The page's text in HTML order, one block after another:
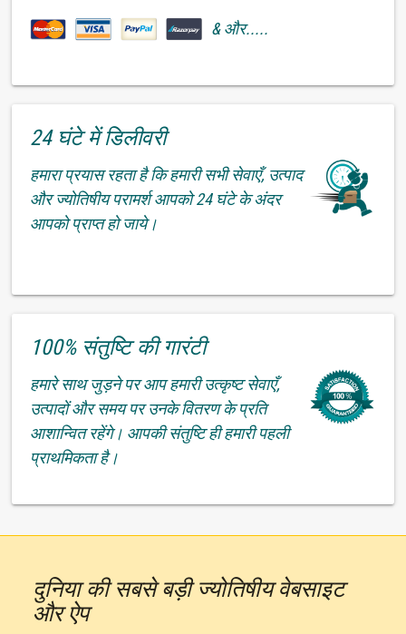
& और.....
24 घंटे में डिलीवरी
हमारा प्रयास रहता है कि हमारी सभी सेवाएँ, उत्पाद
और ज्योतिषीय परामर्श आपको 24 घंटे के अंदर
आपको प्राप्त हो जाये।
100% संतुष्टि की गारंटी
हमारे साथ जुड़ने पर आप हमारी उत्कृष्ट सेवाएँ,
उत्पादों और समय पर उनके वितरण के प्रति
आशान्वित रहेंगे। आपकी संतुष्टि ही हमारी पहली
प्राथमिकता है।
दुनिया की सबसे बड़ी ज्योतिषीय वेबसाइट
और ऐप